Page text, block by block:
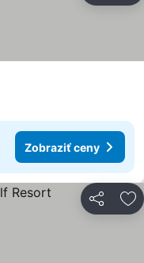
Zobraziť ceny
Zdieľať